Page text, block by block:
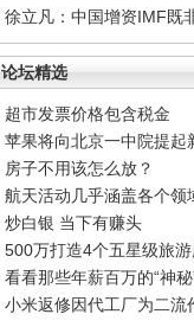
徐立凡：中国增资IMF既
论坛精选
超市发票价格包含税金
苹果将向北京一中院提起
房子不用该怎么放？
航天活动几乎涵盖各个领
炒白银 当下有赚头
500万打造4个五星级旅
看看那些年薪百万的“神秘
小米返修因代工厂为二流